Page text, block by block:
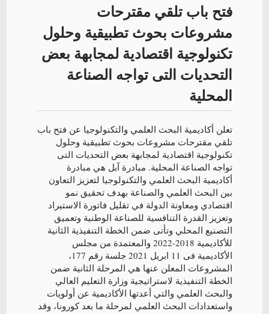
فتح باب تلقي مقترحات
مشروعات بحوث تطبيقية وحلول
تكنولوجية اقتصادية لمجابهة بعض
التحديات التى تواجه الصناعة
المحلية
تعلن أكاديمية البحث العلمي والتكنولوجيا عن فتح باب
تلقي مقترحات مشروعات بحوث تطبيقية وحلول
تكنولوجية اقتصادية لمجابهة بعض التحديات التى
تواجه الصناعة المحلية. مبادرة آبل هي مبادرة
أكاديمية البحث العلمي والتكنولوجيا لتعزيز التعاون
بين البحث العلمي والصناعة بهدف تحقيق نمو
اقتصادي ومعاونة الدولة في تقليل فاتورة الاستيراد
وتعزيز القدرة التنافسية للصناعة الوطنية وتعميق
التصنيع المحلي وتأتى ضمن الخطة التنفيذية الثانية
للأكاديمية 2018-2022 والمعتمدة من مجلس
الأكاديمية فى 11 ابريل 2021 جلسة رقم 177،
المشروعات المعلن عنها هي المرحلة الثانية ضمن
الخطة التنفيذية لاستراتيجية وزارة التعليم العالي
والبحث العلمي والتي أعدتها الأكاديمية عن أولويات
واستعدادات البحث العلمي لمرحلة ما بعد كورونا، وقد